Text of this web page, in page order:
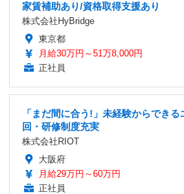
家賃補助あり/資格取得支援あり
株式会社HyBridge
東京都
月給30万円～51万8,000円
正社員
「まだ間に合う!」未経験からでき
回・研修制度充実
株式会社RIOT
大阪府
月給29万円～60万円
正社員